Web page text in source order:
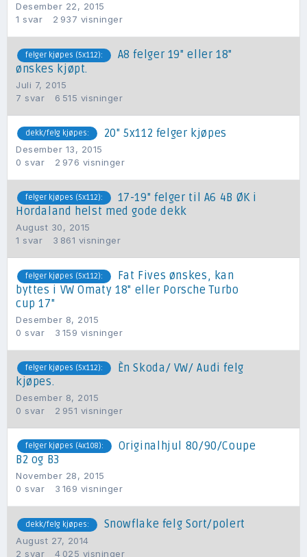
Desember 22, 2015
1 svar 2 937 visninger
felger kjøpes (5x112):
A8 felger 19" eller 18"
ønskes kjøpt.
Juli 7, 2015
7 svar 6 515 visninger
dekk/felg kjøpes: 20" 5x112 felger kjøpes
Desember 13, 2015
0 svar 2 976 visninger
felger kjøpes (5x112):
17-19" felger til A6 4B ØK i
Hordaland helst med gode dekk
August 30, 2015
1 svar 3 861 visninger
felger kjøpes (5x112):
Fat Fives ønskes, kan
byttes i VW Omaty 18" eller Porsche Turbo
cup 17"
Desember 8, 2015
0 svar 3 159 visninger
felger kjøpes (5x112):
Èn Skoda/ VW/ Audi felg
kjøpes.
Desember 8, 2015
0 svar 2 951 visninger
felger kjøpes (4x108):
Originalhjul 80/90/Coupe
B2 og B3
November 28, 2015
0 svar 3 169 visninger
dekk/felg kjøpes: Snowflake felg Sort/polert
August 27, 2014
2 svar 4 025 visninger